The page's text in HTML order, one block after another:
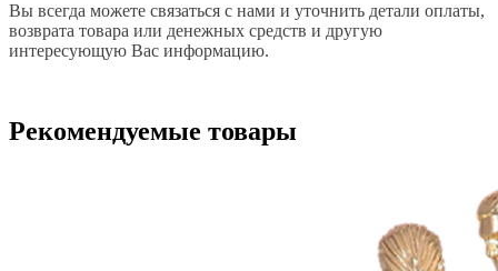
Вы всегда можете связаться с нами и уточнить детали оплаты,
возврата товара или денежных средств и другую
интересующую Вас информацию.
Рекомендуемые товары